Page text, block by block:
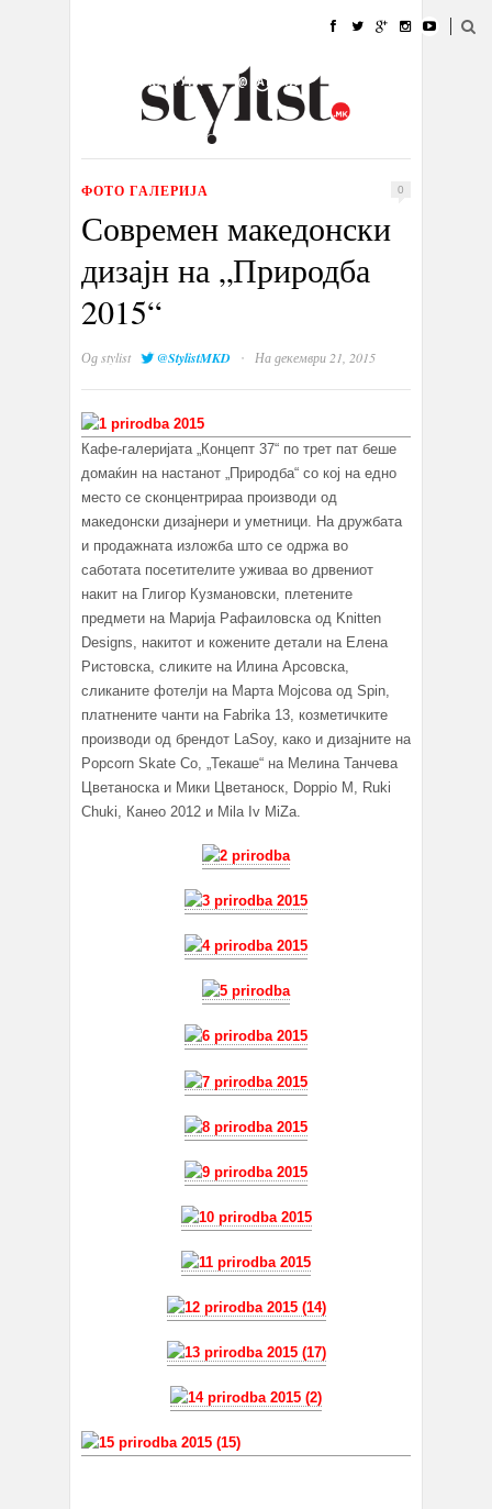
УБАВИНА
КУЛТУРА @РАБОТА
ИЗЛОГ
ФОТО ГАЛЕРИЈА 0
Современ македонски
дизајн на „Природба
2015“
Одstylist @StylistMKD · На декември 21, 2015
Кафе-галеријата „Концепт 37“ по трет пат беше
домаќин на настанот „Природба“ со кој на едно
место се сконцентрираа производи од
македонски дизајнери и уметници. На дружбата
и продажната изложба што се одржа во
саботата посетителите уживаа во дрвениот
накит на Глигор Кузмановски, плетените
предмети на Марија Рафаиловска од Knitten
Designs, накитот и кожените детали на Елена
Ристовска, сликите на Илина Арсовска,
сликаните фотелји на Марта Мојсовa од Spin,
платнените чанти на Fabrika 13, козметичките
производи од брендот LaSoy, како и дизајните на
Popcorn Skate Co, „Текаше“ на Мелина Танчева
Цветаноска и Мики Цветаноск, Doppio M, Ruki
Chuki, Канео 2012 и Mila Iv MiZa.